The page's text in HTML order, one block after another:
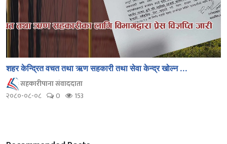
शहर केन्द्रित वचत तथा ऋण सहकारी तथा सेवा केन्द्र खोल्न ...
सहकारीपाना संवाददाता
२०८०-०८-०८
0 153